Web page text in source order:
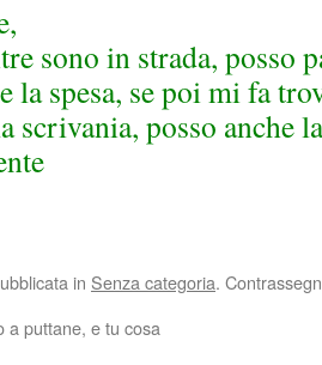
sono in strada, posso
la spesa, se poi mi fa
scrivania, posso anche
in Senza categoria.
a puttane, e tu cosa